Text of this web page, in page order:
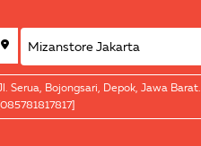
Serua, Bojongsari, Depok, Jawa Barat.
[085781817817]